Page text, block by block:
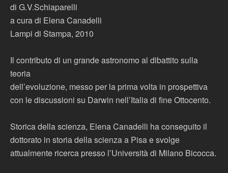
di G.V.Schiaparelli
a cura di Elena Canadelli
Lampi di Stampa, 2010
Il contributo di un grande astronomo al dibattito sulla
teoria
dell’evoluzione, messo per la prima volta in prospettiva
con le discussioni su Darwin nell’Italia di fine Ottocento.
Storica della scienza, Elena Canadelli ha conseguito il
dottorato in storia della scienza a Pisa e svolge
attualmente ricerca presso l’Università di Milano Bicocca.